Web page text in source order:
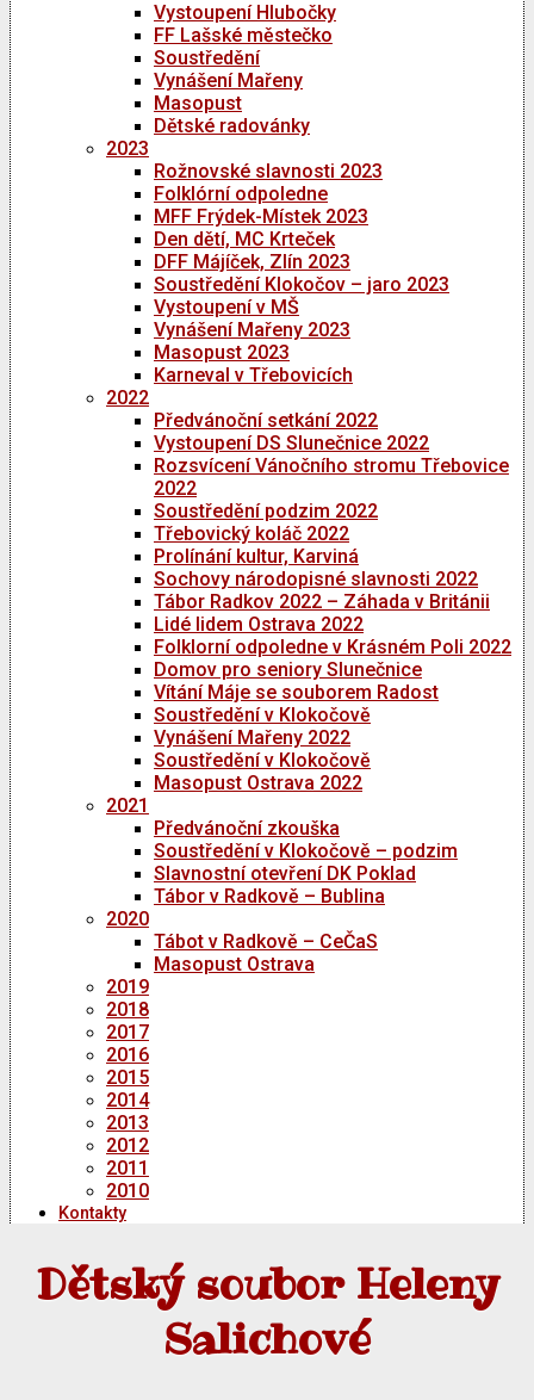
Vystoupení Hlubočky
FF Lašské městečko
Soustředění
Vynášení Mařeny
Masopust
Dětské radovánky
2023
Rožnovské slavnosti 2023
Folklórní odpoledne
MFF Frýdek-Místek 2023
Den dětí, MC Krteček
DFF Májíček, Zlín 2023
Soustředění Klokočov – jaro 2023
Vystoupení v MŠ
Vynášení Mařeny 2023
Masopust 2023
Karneval v Třebovicích
2022
Předvánoční setkání 2022
Vystoupení DS Slunečnice 2022
Rozsvícení Vánočního stromu Třebovice
2022
Soustředění podzim 2022
Třebovický koláč 2022
Prolínání kultur, Karviná
Sochovy národopisné slavnosti 2022
Tábor Radkov 2022 – Záhada v Británii
Lidé lidem Ostrava 2022
Folklorní odpoledne v Krásném Poli 2022
Domov pro seniory Slunečnice
Vítání Máje se souborem Radost
Soustředění v Klokočově
Vynášení Mařeny 2022
Soustředění v Klokočově
Masopust Ostrava 2022
2021
Předvánoční zkouška
Soustředění v Klokočově – podzim
Slavnostní otevření DK Poklad
Tábor v Radkově – Bublina
2020
Tábot v Radkově – CeČaS
Masopust Ostrava
2019
2018
2017
2016
2015
2014
2013
2012
2011
2010
Kontakty
Dětský soubor Heleny
Salichové